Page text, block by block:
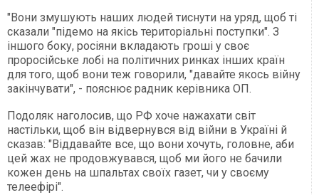
"Вони змушують наших людей тиснути на уряд, щоб ті
сказали "підемо на якісь територіальні поступки". З
іншого боку, росіяни вкладають гроші у своє
проросійське лобі на політичних ринках інших країн
для того, щоб вони теж говорили, "давайте якось війну
закінчувати", - пояснює радник керівника ОП.
Подоляк наголосив, що РФ хоче нажахати світ
настільки, щоб він відвернувся від війни в Україні й
сказав: "Віддавайте все, що вони хочуть, головне, аби
цей жах не продовжувався, щоб ми його не бачили
кожен день на шпальтах своїх газет, чи у своєму
телеефірі".